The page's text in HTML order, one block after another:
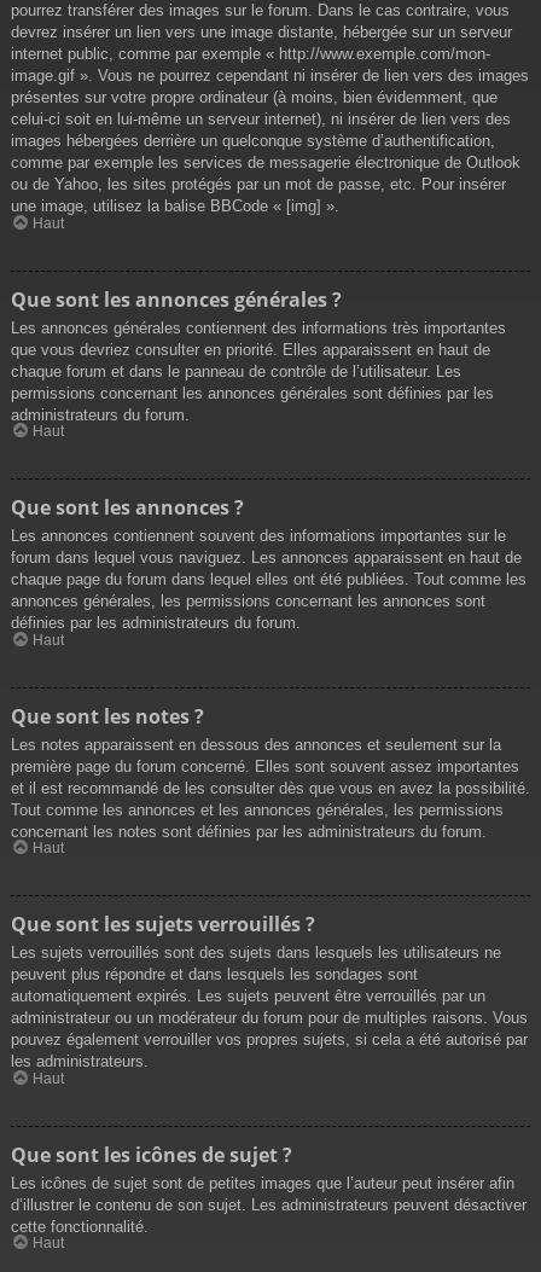
pourrez transférer des images sur le forum. Dans le cas contraire, vous
devrez insérer un lien vers une image distante, hébergée sur un serveur
internet public, comme par exemple « http://www.exemple.com/mon-
image.gif ». Vous ne pourrez cependant ni insérer de lien vers des images
présentes sur votre propre ordinateur (à moins, bien évidemment, que
celui-ci soit en lui-même un serveur internet), ni insérer de lien vers des
images hébergées derrière un quelconque système d’authentification,
comme par exemple les services de messagerie électronique de Outlook
ou de Yahoo, les sites protégés par un mot de passe, etc. Pour insérer
une image, utilisez la balise BBCode « [img] ».
Haut
Que sont les annonces générales ?
Les annonces générales contiennent des informations très importantes
que vous devriez consulter en priorité. Elles apparaissent en haut de
chaque forum et dans le panneau de contrôle de l’utilisateur. Les
permissions concernant les annonces générales sont définies par les
administrateurs du forum.
Haut
Que sont les annonces ?
Les annonces contiennent souvent des informations importantes sur le
forum dans lequel vous naviguez. Les annonces apparaissent en haut de
chaque page du forum dans lequel elles ont été publiées. Tout comme les
annonces générales, les permissions concernant les annonces sont
définies par les administrateurs du forum.
Haut
Que sont les notes ?
Les notes apparaissent en dessous des annonces et seulement sur la
première page du forum concerné. Elles sont souvent assez importantes
et il est recommandé de les consulter dès que vous en avez la possibilité.
Tout comme les annonces et les annonces générales, les permissions
concernant les notes sont définies par les administrateurs du forum.
Haut
Que sont les sujets verrouillés ?
Les sujets verrouillés sont des sujets dans lesquels les utilisateurs ne
peuvent plus répondre et dans lesquels les sondages sont
automatiquement expirés. Les sujets peuvent être verrouillés par un
administrateur ou un modérateur du forum pour de multiples raisons. Vous
pouvez également verrouiller vos propres sujets, si cela a été autorisé par
les administrateurs.
Haut
Que sont les icônes de sujet ?
Les icônes de sujet sont de petites images que l’auteur peut insérer afin
d’illustrer le contenu de son sujet. Les administrateurs peuvent désactiver
cette fonctionnalité.
Haut